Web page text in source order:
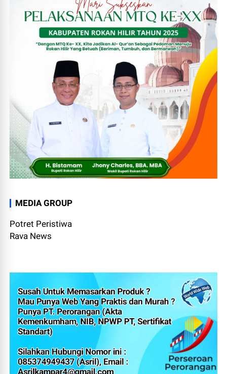
MEDIA GROUP
Potret Peristiwa
Rava News